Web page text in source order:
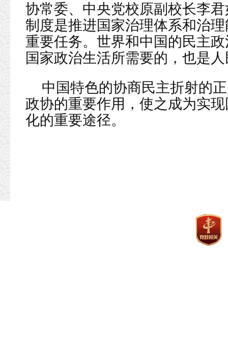
协常委、中央党校原副校长李
制度是推进国家治理体系和治
重要任务。世界和中国的民主
国家政治生活所需要的，也是
中国特色的协商民主折射的
政协的重要作用，使之成为实
化的重要途径。